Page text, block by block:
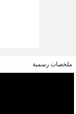
ملخصات رسمية